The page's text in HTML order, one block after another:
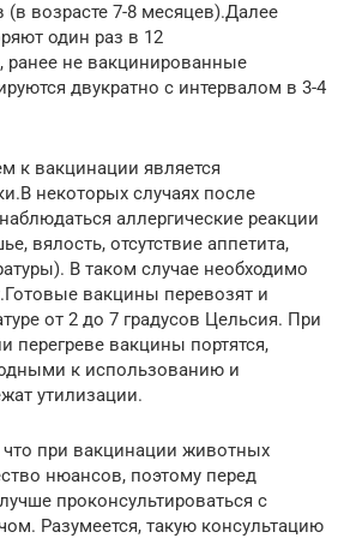
возрасте 7-8 месяцев).Далее
один раз в 12
ранее не вакцинированные
двукратно с интервалом в 3-4
к вакцинации является
некоторых случаях после
аллергические реакции
вялость, отсутствие аппетита,
В таком случае необходимо
вакцины перевозят и
от 2 до 7 градусов Цельсия. При
перегреве вакцины портятся,
к использованию и
утилизации.
при вакцинации животных
нюансов, поэтому перед
проконсультироваться с
Разумеется, такую консультацию